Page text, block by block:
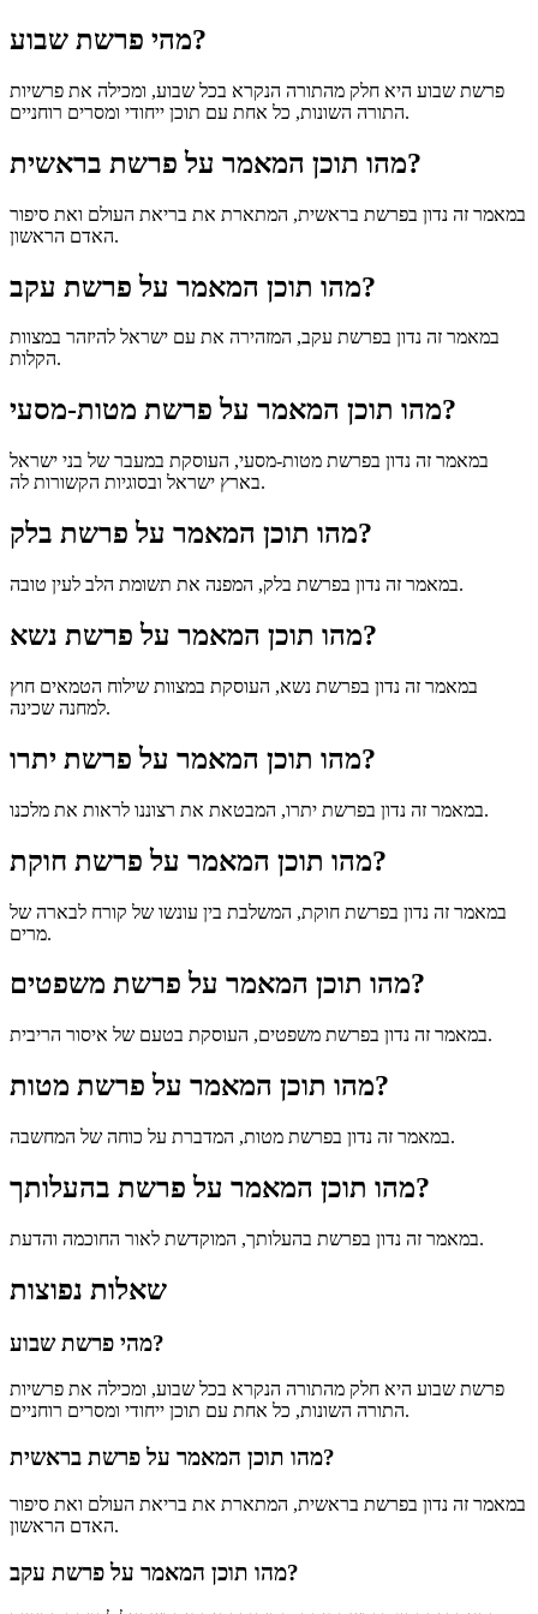
מהי פרשת שבוע?
פרשת שבוע היא חלק מהתורה הנקרא בכל שבוע, ומכילה את פרשיות
התורה השונות, כל אחת עם תוכן ייחודי ומסרים רוחניים.
מהו תוכן המאמר על פרשת בראשית?
במאמר זה נדון בפרשת בראשית, המתארת את בריאת העולם ואת סיפור
האדם הראשון.
מהו תוכן המאמר על פרשת עקב?
במאמר זה נדון בפרשת עקב, המזהירה את עם ישראל להיזהר במצוות
הקלות.
מהו תוכן המאמר על פרשת מטות-מסעי?
במאמר זה נדון בפרשת מטות-מסעי, העוסקת במעבר של בני ישראל
בארץ ישראל ובסוגיות הקשורות לה.
מהו תוכן המאמר על פרשת בלק?
במאמר זה נדון בפרשת בלק, המפנה את תשומת הלב לעין טובה.
מהו תוכן המאמר על פרשת נשא?
במאמר זה נדון בפרשת נשא, העוסקת במצוות שילוח הטמאים חוץ
למחנה שכינה.
מהו תוכן המאמר על פרשת יתרו?
במאמר זה נדון בפרשת יתרו, המבטאת את רצוננו לראות את מלכנו.
מהו תוכן המאמר על פרשת חוקת?
במאמר זה נדון בפרשת חוקת, המשלבת בין עונשו של קורח לבארה של
מרים.
מהו תוכן המאמר על פרשת משפטים?
במאמר זה נדון בפרשת משפטים, העוסקת בטעם של איסור הריבית.
מהו תוכן המאמר על פרשת מטות?
במאמר זה נדון בפרשת מטות, המדברת על כוחה של המחשבה.
מהו תוכן המאמר על פרשת בהעלותך?
במאמר זה נדון בפרשת בהעלותך, המוקדשת לאור החוכמה והדעת.
שאלות נפוצות
מהי פרשת שבוע?
פרשת שבוע היא חלק מהתורה הנקרא בכל שבוע, ומכילה את פרשיות
התורה השונות, כל אחת עם תוכן ייחודי ומסרים רוחניים.
מהו תוכן המאמר על פרשת בראשית?
במאמר זה נדון בפרשת בראשית, המתארת את בריאת העולם ואת סיפור
האדם הראשון.
מהו תוכן המאמר על פרשת עקב?